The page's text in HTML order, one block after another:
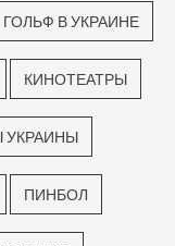
ГОЛЬФ В УКРАИНЕ
КИНОТЕАТРЫ
УКРАИНЫ
ПИНБОЛ